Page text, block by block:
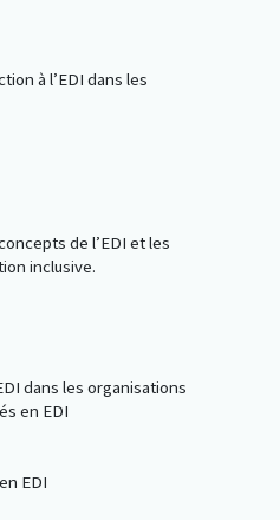
à l’EDI dans les
de l’EDI et les
inclusive.
dans les organisations
en EDI
EDI